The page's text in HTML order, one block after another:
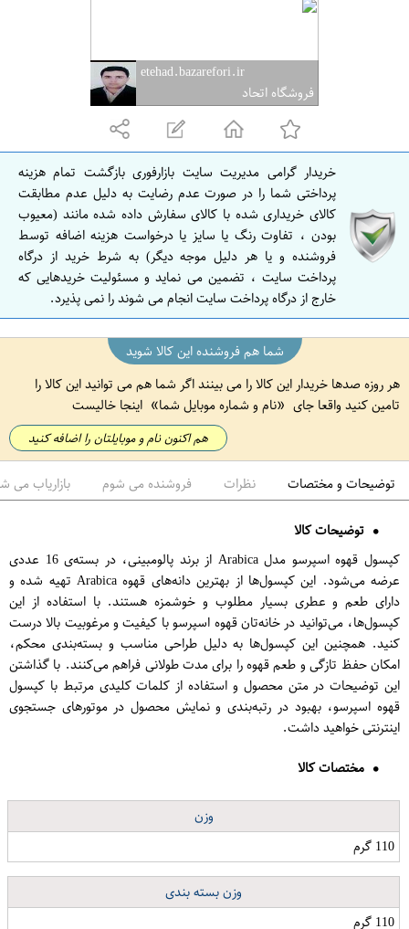
ا
ص
ف
ه
ا
ن
etehad.bazarefori.ir
فروشگاه اتحاد
خریدار گرامی مدیریت سایت بازارفوری بازگشت تمام هزینه
پرداختی شما را در صورت عدم رضایت به دلیل عدم مطابقت
کالای خریداری شده با کالای سفارش داده شده مانند (معیوب
بودن ، تفاوت رنگ یا سایز یا درخواست هزینه اضافه توسط
فروشنده و یا هر دلیل موجه دیگر) به شرط خرید از درگاه
پرداخت سایت ، تضمین می نماید و مسئولیت خریدهایی که
خارج از درگاه پرداخت سایت انجام می شوند را نمی پذیرد.
شما هم فروشنده این کالا شوید
هر روزه صدها خریدار این کالا را می بینند اگر شما هم می توانید این کالا را
تامین کنید واقعا جای
نام و شماره موبایل شما اینجا خالیست
هم اکنون نام و موبایلتان را اضافه کنید
توضیحات و مختصات نظرات فروشنده می شوم بازاریاب می
توضیحات کالا
کپسول قهوه اسپرسو مدل Arabica از برند پالومبینی، در بسته‌ی 16 عددی
عرضه می‌شود. این کپسول‌ها از بهترین دانه‌های قهوه Arabica تهیه شده و
دارای طعم و عطری بسیار مطلوب و خوشمزه هستند. با استفاده از این
کپسول‌ها، می‌توانید در خانه‌تان قهوه اسپرسو با کیفیت و مرغوبیت بالا درست
کنید. همچنین این کپسول‌ها به دلیل طراحی مناسب و بسته‌بندی محکم،
امکان حفظ تازگی و طعم قهوه را برای مدت طولانی فراهم می‌کنند. با گذاشتن
این توضیحات در متن محصول و استفاده از کلمات کلیدی مرتبط با کپسول
قهوه اسپرسو، بهبود در رتبه‌بندی و نمایش محصول در موتورهای جستجوی
اینترنتی خواهید داشت.
مختصات کالا
وزن
110 گرم
وزن بسته بندی
110 گرم